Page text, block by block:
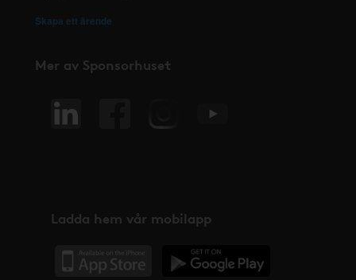
Skapa ett ärende
Mer av Sponsorhuset
Ladda hem vår mobilapp